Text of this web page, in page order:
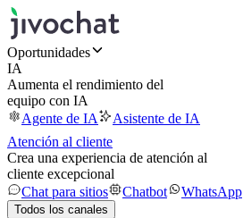
Oportunidades
IA
Aumenta el rendimiento del
equipo con IA
Agente de IA
Asistente de IA
Atención al cliente
Crea una experiencia de atención al
cliente excepcional
Chat para sitios
Chatbot WhatsApp
Todos los canales